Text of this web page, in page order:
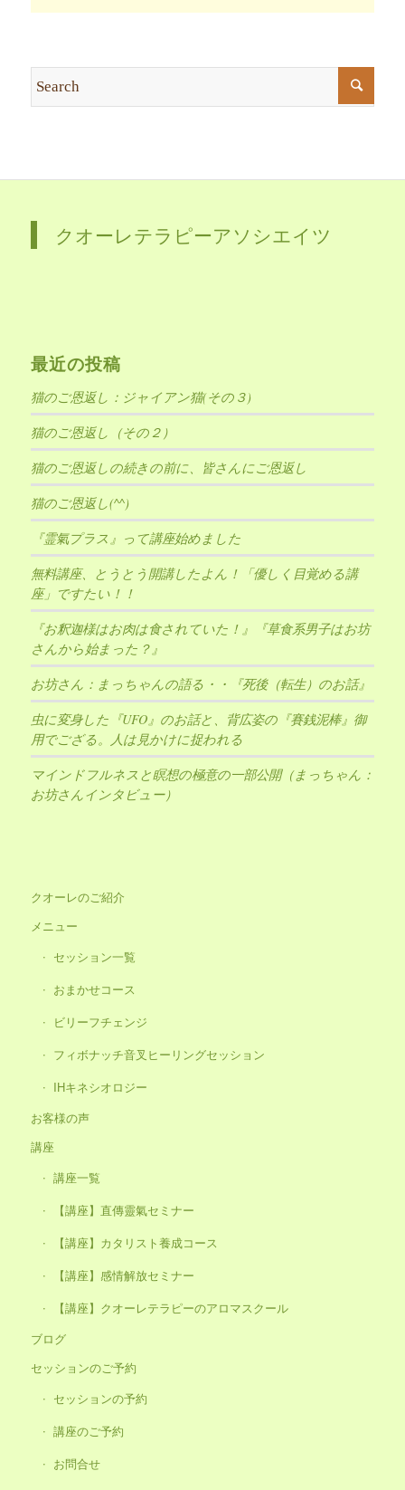
クオーレテラピーアソシエイツ
最近の投稿
猫のご恩返し：ジャイアン猫(その３)
猫のご恩返し（その２）
猫のご恩返しの続きの前に、皆さんにご恩返し
猫のご恩返し(^^)
『霊氣プラス』って講座始めました
無料講座、とうとう開講したよん！「優しく目覚める講
座」ですたい！！
『お釈迦様はお肉は食されていた！』『草食系男子はお坊
さんから始まった？』
お坊さん：まっちゃんの語る・・『死後（転生）のお話』
虫に変身した『UFO』のお話と、背広姿の『賽銭泥棒』御
用でござる。人は見かけに捉われる
マインドフルネスと瞑想の極意の一部公開（まっちゃん：
お坊さんインタビュー）
クオーレのご紹介
メニュー
セッション一覧
おまかせコース
ビリーフチェンジ
フィボナッチ音叉ヒーリングセッション
IHキネシオロジー
お客様の声
講座
講座一覧
【講座】直傳靈氣セミナー
【講座】カタリスト養成コース
【講座】感情解放セミナー
【講座】クオーレテラピーのアロマスクール
ブログ
セッションのご予約
セッションの予約
講座のご予約
お問合せ